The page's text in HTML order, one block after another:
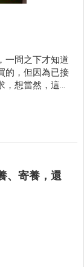
一問之下才知道
的，但因為已接
想當然，這小
、寄養，還